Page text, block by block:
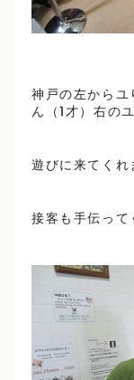
神戸の左からユ
ん（1才）右の
遊びに来てく
接客も手伝っ